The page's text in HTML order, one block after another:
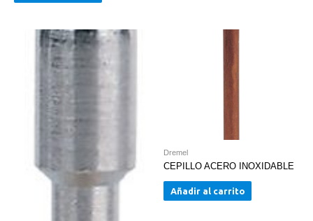
x
Dremel
CEPILLO ACERO INOXIDABLE
Añadir al carrito